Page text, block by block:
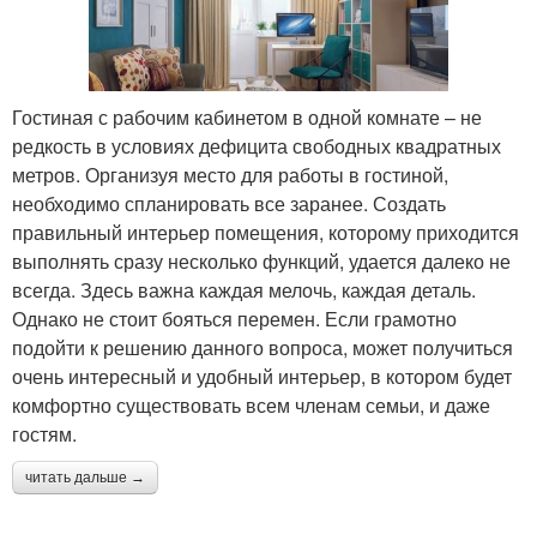
Гостиная с рабочим кабинетом в одной комнате – не
редкость в условиях дефицита свободных квадратных
метров. Организуя место для работы в гостиной,
необходимо спланировать все заранее. Создать
правильный интерьер помещения, которому приходится
выполнять сразу несколько функций, удается далеко не
всегда. Здесь важна каждая мелочь, каждая деталь.
Однако не стоит бояться перемен. Если грамотно
подойти к решению данного вопроса, может получиться
очень интересный и удобный интерьер, в котором будет
комфортно существовать всем членам семьи, и даже
гостям.
читать дальше →